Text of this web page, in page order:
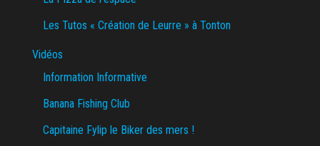
Les Tutos « Création de Leurre » à Tonton
Vidéos
Information Informative
Banana Fishing Club
Capitaine Fylip le Biker des mers !